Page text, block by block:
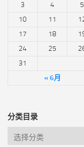
« 6月
3
4 5
10
11
17
18
24
25
31
分类目录